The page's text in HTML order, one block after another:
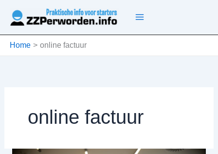
naar
inhoud
Home online factuur
online factuur